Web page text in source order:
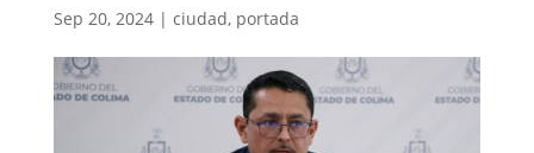
Sep 20, 2024| ciudad, portada